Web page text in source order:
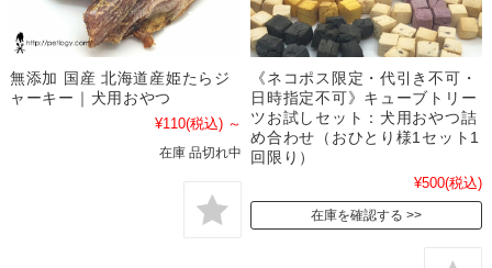
無添加 国産 北海道産姫たらジ
ャーキー｜犬用おやつ
¥110(税込) ～
在庫 品切れ中
《ネコポス限定・代引き不可・
日時指定不可》キューブトリー
ツお試しセット：犬用おやつ詰
め合わせ（おひとり様1セット1
回限り）
¥500(税込)
在庫を確認する